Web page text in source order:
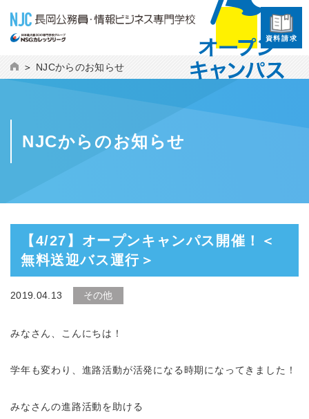
資料請求
NJCからのお知らせ
NJCからのお知らせ
【4/27】オープンキャンパス開催！＜
無料送迎バス運行＞
2019.04.13 その他
みなさん、こんにちは！
学年も変わり、進路活動が活発になる時期になってきました！
みなさんの進路活動を助ける